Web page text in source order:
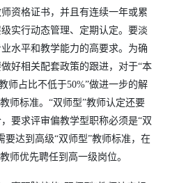
资格证书，并且有连续一年或累
实行动态管理、定期认定。要淡
水平和教学能力的高要求。为确
好相关配套政策的跟进，对于“本
师占比不低于50%”做进一步的解
师标准。“双师型”教师认定还要
要求评审偏教学型职称必须是“双
要达到高级“双师型”教师标准，在
师优先聘任到高一级岗位。